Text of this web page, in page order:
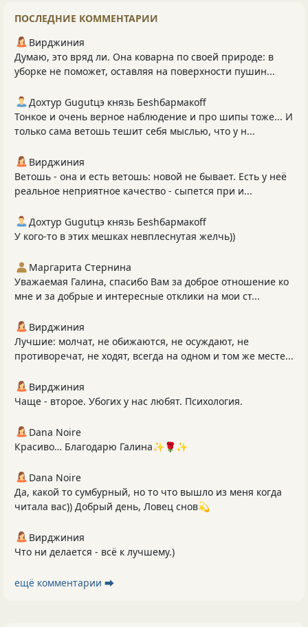
ПОСЛЕДНИЕ КОММЕНТАРИИ
Вирджиния
Думаю, это вряд ли. Она коварна по своей природе: в
уборке не поможет, оставляя на поверхности пушин...
Дохтур Gugutцэ князь Беshбармакоff
Тонкое и очень верное наблюдение и про шипы тоже... И
только сама ветошь тешит себя мыслью, что у н...
Вирджиния
Ветошь - она и есть ветошь: новой не бывает. Есть у неё
реальное неприятное качество - сыпется при и...
Дохтур Gugutцэ князь Беshбармакоff
У кого-то в этих мешках невплеснутая желчь))
Маргарита Стернина
Уважаемая Галина, спасибо Вам за доброе отношение ко
мне и за добрые и интересные отклики на мои ст...
Вирджиния
Лучшие: молчат, не обижаются, не осуждают, не
противоречат, не ходят, всегда на одном и том же месте...
Вирджиния
Чаще - второе. Убогих у нас любят. Психология.
Dana Noire
Красиво… Благодарю Галина✨🌹✨
Dana Noire
Да, какой то сумбурный, но то что вышло из меня когда
читала вас)) Добрый день, Ловец снов💫
Вирджиния
Что ни делается - всё к лучшему.)
ещё комментарии ⮕